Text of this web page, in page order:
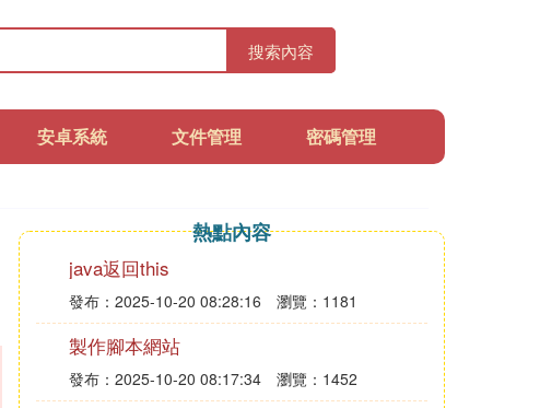
搜索內容
安卓系統 文件管理 密碼管理
熱點內容
java返回this
發布：2025-10-20 08:28:16 瀏覽：1181
製作腳本網站
發布：2025-10-20 08:17:34 瀏覽：1452